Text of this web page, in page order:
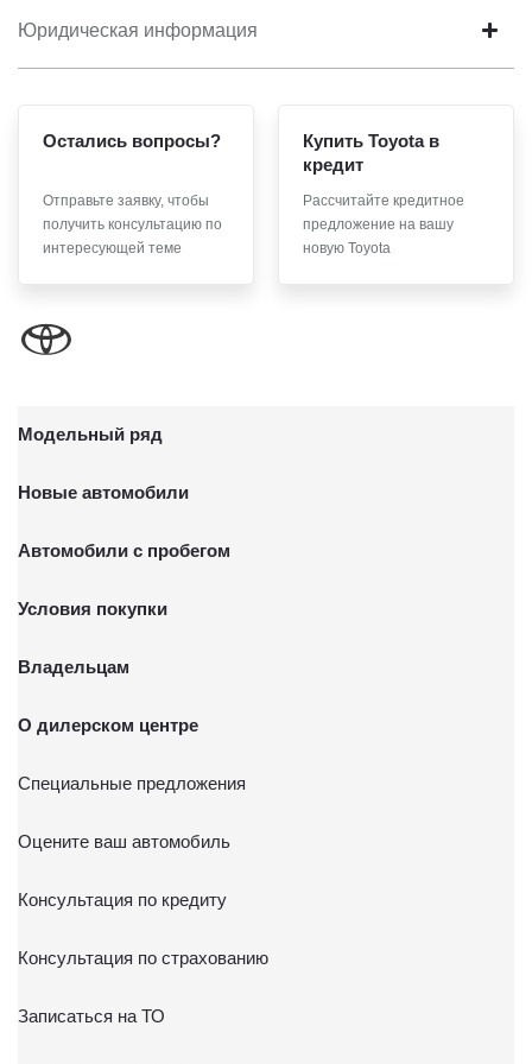
Юридическая информация
Остались вопросы?
Отправьте заявку, чтобы
получить консультацию по
интересующей теме
Купить Toyota в
кредит
Рассчитайте кредитное
предложение на вашу
новую Toyota
Модельный ряд
Новые автомобили
Автомобили с пробегом
Условия покупки
Владельцам
О дилерском центре
Специальные предложения
Оцените ваш автомобиль
Консультация по кредиту
Консультация по страхованию
Записаться на ТО